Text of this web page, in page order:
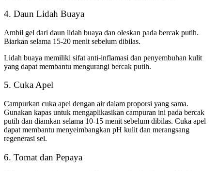
4. Daun Lidah Buaya
Ambil gel dari daun lidah buaya dan oleskan pada bercak putih.
Biarkan selama 15-20 menit sebelum dibilas.
Lidah buaya memiliki sifat anti-inflamasi dan penyembuhan kulit
yang dapat membantu mengurangi bercak putih.
5. Cuka Apel
Campurkan cuka apel dengan air dalam proporsi yang sama.
Gunakan kapas untuk mengaplikasikan campuran ini pada bercak
putih dan diamkan selama 10-15 menit sebelum dibilas. Cuka apel
dapat membantu menyeimbangkan pH kulit dan merangsang
regenerasi sel.
6. Tomat dan Pepaya